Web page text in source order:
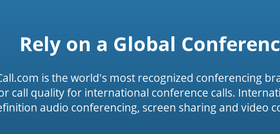
Rely on a Global
is the world's most recognized conferencing
call quality for international conference calls.
audio conferencing, screen sharing and video